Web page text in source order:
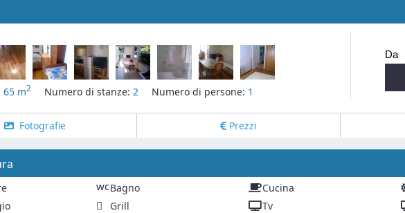
65 m2 Numero di stanze: 2 Numero di persone: 1
Da
Fotografie Prezzi
wcBagno Cucina
Grill Tv